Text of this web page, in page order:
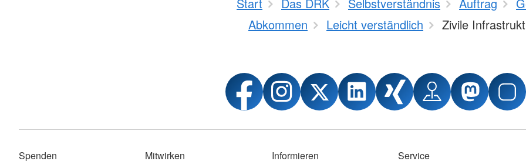
Abkommen
Leicht verständlich Zivile
Spenden Mitwirken Informieren Service